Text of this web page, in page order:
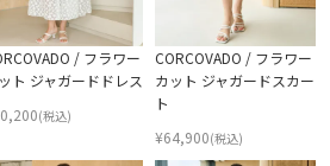
/ フラワー
ト ジャガードドレス
(税込)
CORCOVADO / フラワー
カット ジャガードスカー
ト
¥64,900(税込)